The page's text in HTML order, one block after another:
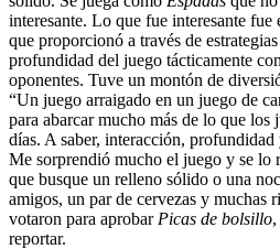
interesante. Lo que fue interesante
que proporcionó a través de
profundidad del juego tácticamente
oponentes. Tuve un montón de
“Un juego arraigado en un juego de
para abarcar mucho más de lo que los
días. A saber, interacción,
Me sorprendió mucho el juego y se lo
que busque un relleno sólido o una
amigos, un par de cervezas y muchas
votaron para aprobar Picas de bolsillo
reportar.